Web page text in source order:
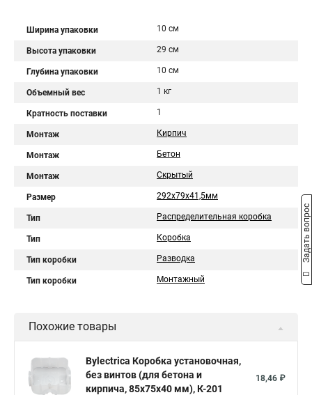
Ширина упаковки 10 см
Высота упаковки 29 см
Глубина упаковки 10 см
Объемный вес 1 кг
Кратность поставки 1
Монтаж Кирпич
Монтаж Бетон
Монтаж Скрытый
Размер 292х79х41,5мм
Тип Распределительная коробка
Тип Коробка
Тип коробки Разводка
Тип коробки Монтажный
Похожие товары
Bylectrica Коробка установочная,
без винтов (для бетона и
кирпича, 85х75х40 мм), К-201
18,46 ₽
Задать вопрос